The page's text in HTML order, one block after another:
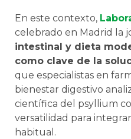
En este contexto,
celebrado en Madrid la
intestinal y dieta
como clave de la
que especialistas en
bienestar digestivo
científica del psyllium
versatilidad para
habitual.